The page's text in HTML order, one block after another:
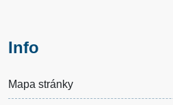
Info
Mapa stránky